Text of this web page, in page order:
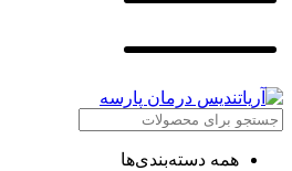
همه دسته‌بندی‌ها